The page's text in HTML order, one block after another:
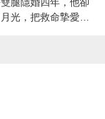
光，把救命摯愛當